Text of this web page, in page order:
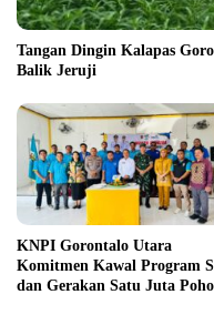
Tangan Dingin Kalapas
Balik Jeruji
KNPI Gorontalo Utara
Komitmen Kawal Program
dan Gerakan Satu Juta